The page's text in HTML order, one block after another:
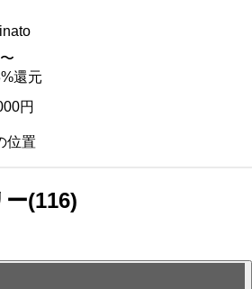
還元
円
位置
ー(116)